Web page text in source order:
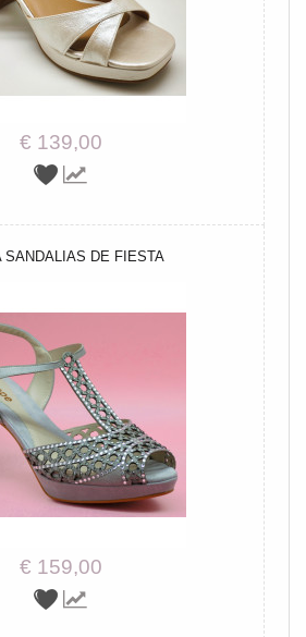
€ 139,00
SANDALIAS DE FIESTA
€ 159,00